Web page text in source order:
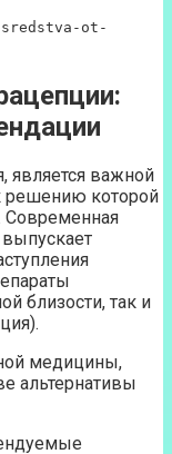
ot-
является важной
решению которой
Современная
близости, так и
медицины,
альтернативы